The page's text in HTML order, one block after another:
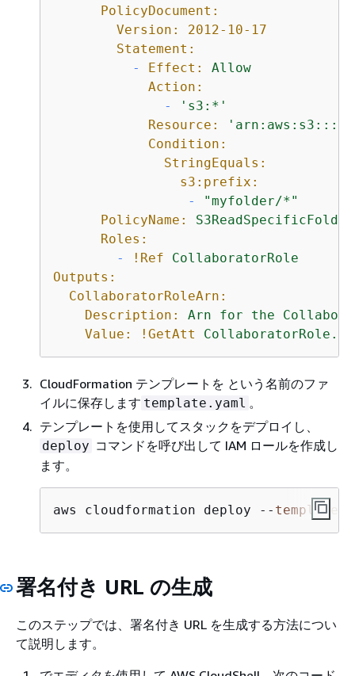
PolicyDocument:
Version:
2012-10-17
Statement:
-
Effect:
Allow
Action:
-
's3:*'
Resource:
Condition:
StringEquals:
s3:prefix:
-
"myfolder/*"
PolicyName:
S3ReadSpecificFolder
Roles:
-
!Ref
CollaboratorRole
Outputs:
CollaboratorRoleArn:
Description:
Arn for the
Value:
!GetAtt
CloudFormation テンプレートを という名前のファ
イルに保存します template.yaml 。
テンプレートを使用してスタックをデプロイし、
deploy コマンドを呼び出して IAM ロールを作成し
ます。
aws cloudformation deploy -- template
署名付き URL の生成
このステップでは、署名付き URL を生成する方法につい
て説明します。